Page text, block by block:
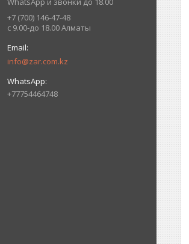
+7 (700) 146-47-48
с 9.00-до 18.00 Алматы
info@zar.com.kz
+77754464748